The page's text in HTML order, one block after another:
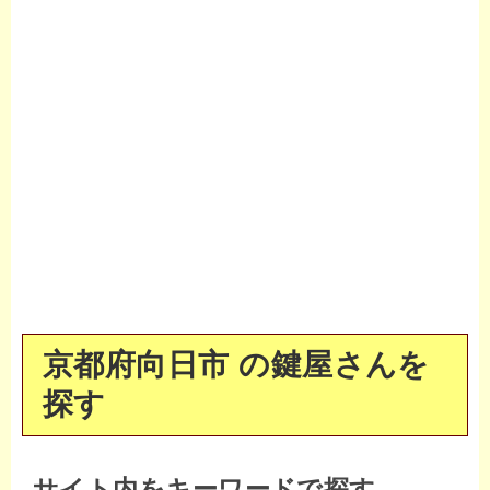
京都府向日市 の鍵屋さんを
探す